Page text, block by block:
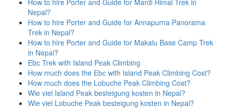
Nepal?
How to hire Porter and Guide for Annapurna Panorama
Trek in Nepal?
How to hire Porter and Guide for Makalu Base Camp Trek
in Nepal?
Ebc Trek with Island Peak Climbing
How much does the Ebc with Island Peak Climbing Cost?
How much does the Lobuche Peak Climbing Cost?
Wie viel Island Peak besteigung kosten in Nepal?
Wie viel Lobuche Peak besteigung kosten in Nepal?